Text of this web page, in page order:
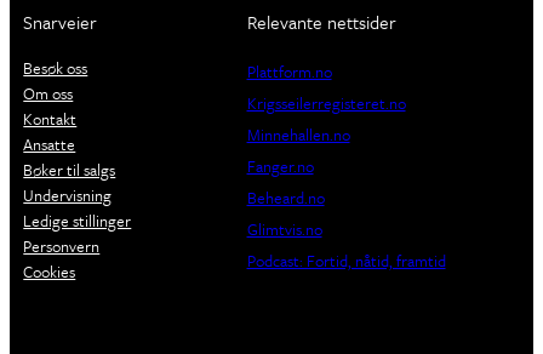
Snarveier
Besøk oss
Om oss
Kontakt
Ansatte
Bøker til salgs
Undervisning
Ledige stillinger
Personvern
Cookies
Relevante nettsider
Plattform.no
Krigsseilerregisteret.no
Minnehallen.no
Fanger.no
Beheard.no
Glimtvis.no
Podcast: Fortid, nåtid, framtid